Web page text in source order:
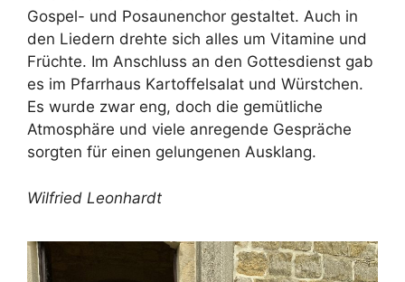
Gospel- und Posaunenchor gestaltet. Auch in
den Liedern drehte sich alles um Vitamine und
Früchte. Im Anschluss an den Gottesdienst gab
es im Pfarrhaus Kartoffelsalat und Würstchen.
Es wurde zwar eng, doch die gemütliche
Atmosphäre und viele anregende Gespräche
sorgten für einen gelungenen Ausklang.
Wilfried Leonhardt